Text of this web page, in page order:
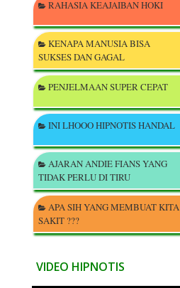
RAHASIA KEAJAIBAN HOKI
KENAPA MANUSIA BISA
SUKSES DAN GAGAL
PENJELMAAN SUPER CEPAT
INI LHOOO HIPNOTIS HANDAL
AJARAN ANDIE FIANS YANG
TIDAK PERLU DI TIRU
APA SIH YANG MEMBUAT KITA
SAKIT ???
VIDEO HIPNOTIS